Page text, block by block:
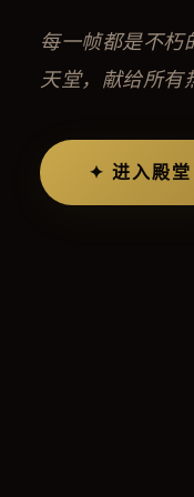
每一帧都是不朽
天堂，献给所有
✦ 进入殿堂